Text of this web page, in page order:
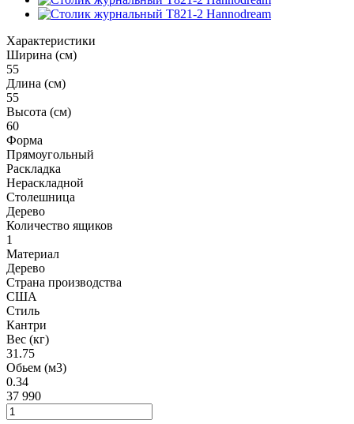
Характеристики
Ширина (см)
55
Длина (см)
55
Высота (см)
60
Форма
Прямоугольный
Раскладка
Нераскладной
Столешница
Дерево
Количество ящиков
1
Материал
Дерево
Страна производства
США
Стиль
Кантри
Вес (кг)
31.75
Обьем (м3)
0.34
37 990